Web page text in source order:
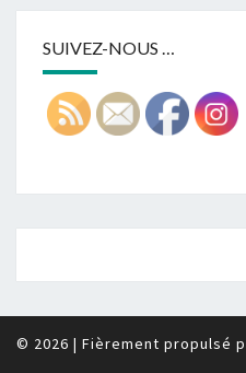
SUIVEZ-NOUS …
© 2026 | Fièrement propulsé